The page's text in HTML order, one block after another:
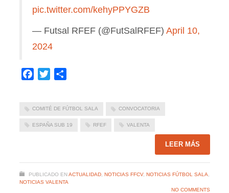
pic.twitter.com/kehyPPYGZB
— Futsal RFEF (@FutSalRFEF) April 10,
2024
Facebook
Twitter
COMITÉ DE FÚTBOL SALA CONVOCATORIA
ESPAÑA SUB 19 RFEF VALENTA
LEER MÁS
PUBLICADO EN ACTUALIDAD, NOTICIAS FFCV, NOTICIAS FÚTBOL SALA
NOTICIAS VALENTA
NO COMMENTS